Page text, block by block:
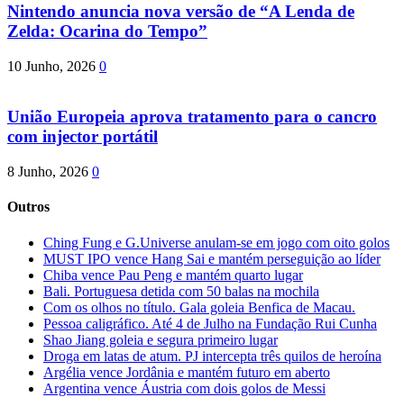
Nintendo anuncia nova versão de “A Lenda de
Zelda: Ocarina do Tempo”
10 Junho, 2026 0
União Europeia aprova tratamento para o cancro
com injector portátil
8 Junho, 2026 0
Outros
Ching Fung e G.Universe anulam-se em jogo com oito golos
MUST IPO vence Hang Sai e mantém perseguição ao líder
Chiba vence Pau Peng e mantém quarto lugar
Bali. Portuguesa detida com 50 balas na mochila
Com os olhos no título. Gala goleia Benfica de Macau.
Pessoa caligráfico. Até 4 de Julho na Fundação Rui Cunha
Shao Jiang goleia e segura primeiro lugar
Droga em latas de atum. PJ intercepta três quilos de heroína
Argélia vence Jordânia e mantém futuro em aberto
Argentina vence Áustria com dois golos de Messi